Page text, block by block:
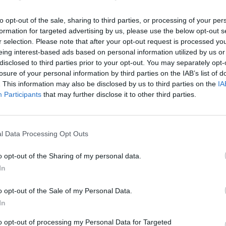
opt-out of the sale, sharing to third parties, or processing of your
for targeted advertising by us, please use the below opt-out
selection. Please note that after your opt-out request is processed
interest-based ads based on personal information utilized by us
to third parties prior to your opt-out. You may separately
of your personal information by third parties on the IAB’s list of
This information may also be disclosed by us to third parties on the
Participants that may further disclose it to other third parties.
Data Processing Opt Outs
opt-out of the Sharing of my personal data.
opt-out of the Sale of my Personal Data.
opt-out of processing my Personal Data for Targeted
do rewiru dzielnicowych mieszczącego się przy ulicy Ząbkowskiej
zgłosiła się mieszkanka dzielnicy z młodym chłopakiem.
na niego uwagę, ponieważ błąkał się po dzielnicy, ubrany w klapki
zagubiony i prawdopodobnie głodny.
ad